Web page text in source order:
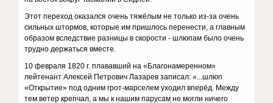
Этот переход оказался очень тяжёлым не только из-за очень
сильных штормов, которые им пришлось перенести, а главным
образом вследствие разницы в скорости - шлюпам было очень
трудно держаться вместе.
10 февраля 1820 г. плававший на «Благонамеренном»
лейтенант Алексей Петрович Лазарев записал: «...шлюп
«Открытие» под одним грот-марселем уходил вперёд. Между
тем ветер крепчал, а мы к нашим парусам не могли ничего